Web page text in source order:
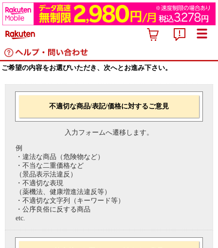
ご希望の内容をお選びいただき、次へとお進み下さい。
不適切な商品/表記/価格に対するご意見
入力フォームへ遷移します。
例
・違法な商品（危険物など）
・不当な二重価格など
（景品表示法違反）
・不適切な表現
（薬機法、健康増進法違反等）
・不適切な文字列（キーワード等）
・公序良俗に反する商品
etc.